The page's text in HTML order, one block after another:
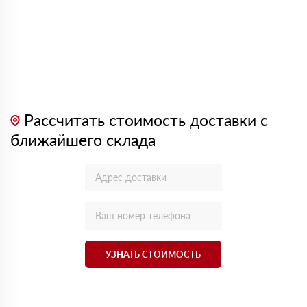
Рассчитать стоимость доставки с
ближайшего склада
УЗНАТЬ СТОИМОСТЬ